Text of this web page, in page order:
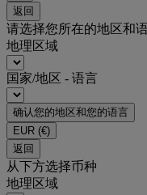
返回
请选择您所在的地区和
地理区域
国家/地区 - 语言
确认您的地区和您的语言
EUR (€)
返回
从下方选择币种
地理区域